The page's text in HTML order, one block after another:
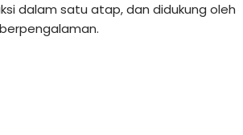
dalam satu atap, dan didukung oleh